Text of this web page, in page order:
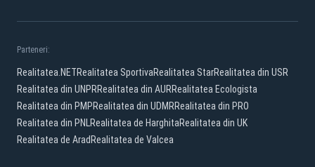
Parteneri:
Realitatea.NETRealitatea SportivaRealitatea StarRealitatea din USR
Realitatea din UNPRRealitatea din AURRealitatea Ecologista
Realitatea din PMPRealitatea din UDMRRealitatea din PRO
Realitatea din PNLRealitatea de HarghitaRealitatea din UK
Realitatea de Arad Realitatea de Valcea